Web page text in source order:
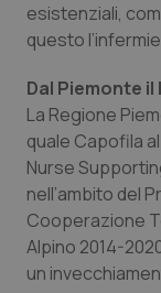
esistenziali,
questo
Dal Piemonte
La Regione
quale Capofila
Nurse
nell’ambito del
Cooperazione
Alpino 2014-
un